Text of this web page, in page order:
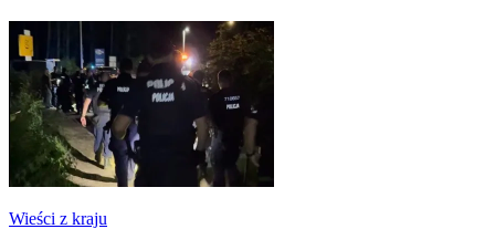
Wieści z kraju